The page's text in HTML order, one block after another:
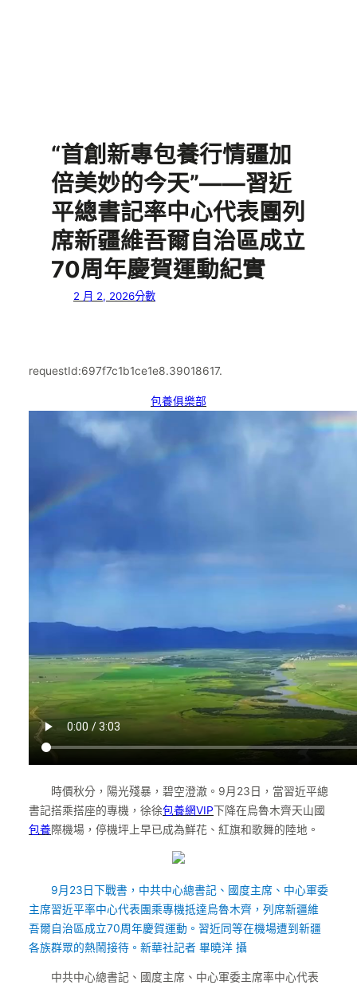
“首創新專包養行情疆加
倍美妙的今天”——習近
平總書記率中心代表團列
席新疆維吾爾自治區成立
70周年慶賀運動紀實
2 月 2, 2026分數
requestId:697f7c1b1ce1e8.39018617.
包養俱樂部
時價秋分，陽光殘暴，碧空澄澈。9月23日，當習近平總
書記搭乘搭座的專機，徐徐包養網VIP下降在烏魯木齊天山國
包養際機場，停機坪上早已成為鮮花、紅旗和歌舞的陸地。
9月23日下戰書，中共中心總書記、國度主席、中心軍委
主席習近平率中心代表團乘專機抵達烏魯木齊，列席新疆維
吾爾自治區成立70周年慶賀運動。習近同等在機場遭到新疆
各族群眾的熱鬧接待。新華社記者 畢曉洋 攝
中共中心總書記、國度主席、中心軍委主席率中心代表